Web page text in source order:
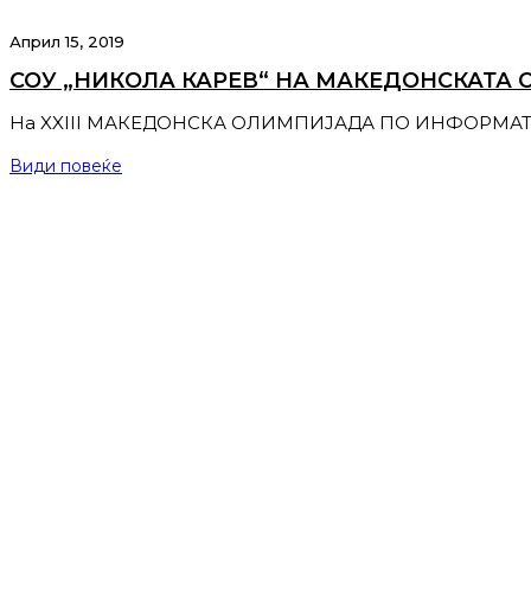
Април 15, 2019
СОУ „НИКОЛА КАРЕВ“ НА
На XXIII МАКЕДОНСКА ОЛИМПИЈАДА ПО
Види повеќе